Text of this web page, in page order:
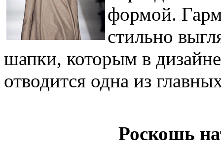
формой.
стильно
шапки, которым в
отводится одна из
Роскошь